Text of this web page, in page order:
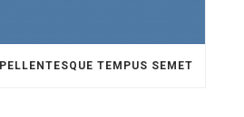
PELLENTESQUE TEMPUS SEMET